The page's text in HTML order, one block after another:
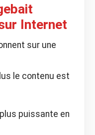
Internet
sur une
le contenu est
puissante en